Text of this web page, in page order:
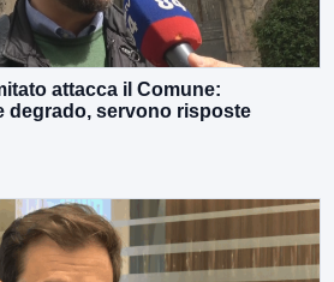
attacca il Comune:
degrado, servono risposte